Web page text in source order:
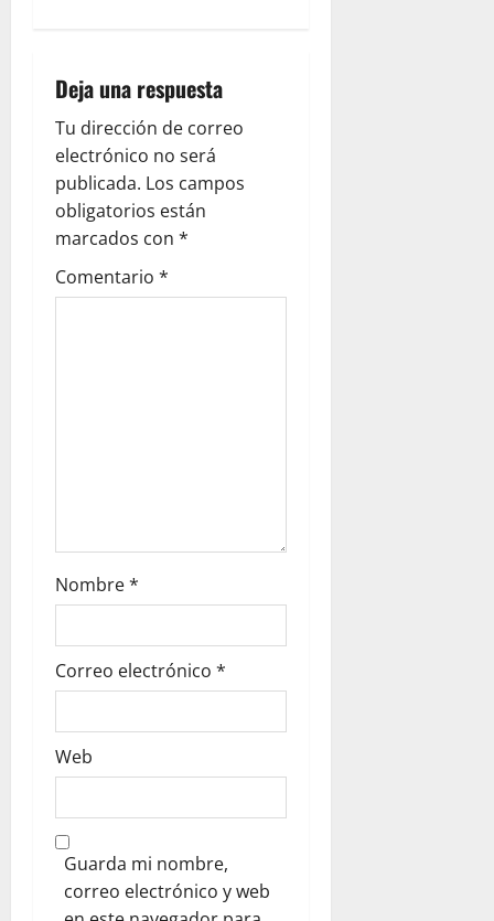
i
g
a
t
i
o
Deja una respuesta
Tu dirección de correo
electrónico no será
publicada. Los campos
obligatorios están
marcados con *
Comentario *
Nombre*
Correo electrónico *
Web
Guarda mi nombre,
correo electrónico y web